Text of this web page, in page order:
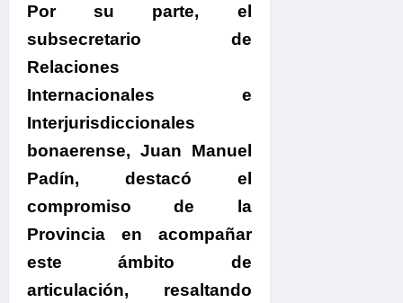
Por su parte, el
subsecretario de
Relaciones
Internacionales e
Interjurisdiccionales
bonaerense, Juan Manuel
Padín, destacó el
compromiso de la
Provincia en acompañar
este ámbito de
articulación, resaltando